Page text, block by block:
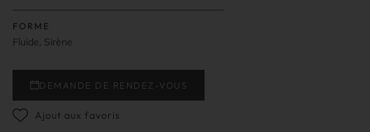
FORME
Fluide, Sirène
DEMANDE DE RENDEZ-VOUS
Ajout aux favoris